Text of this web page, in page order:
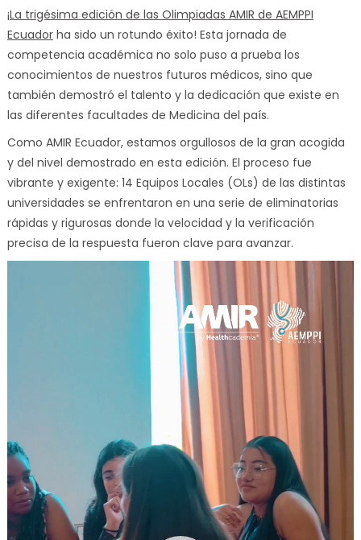
¡La trigésima edición de las Olimpiadas AMIR de AEMPPI
Ecuadorha sido un rotundo éxito! Esta jornada de
competencia académica no solo puso a prueba los
conocimientos de nuestros futuros médicos, sino que
también demostró el talento y la dedicación que existe en
las diferentes facultades de Medicina del país.
Como AMIR Ecuador, estamos orgullosos de la gran acogida
y del nivel demostrado en esta edición. El proceso fue
vibrante y exigente: 14 Equipos Locales (OLs) de las distintas
universidades se enfrentaron en una serie de eliminatorias
rápidas y rigurosas donde la velocidad y la verificación
precisa de la respuesta fueron clave para avanzar.